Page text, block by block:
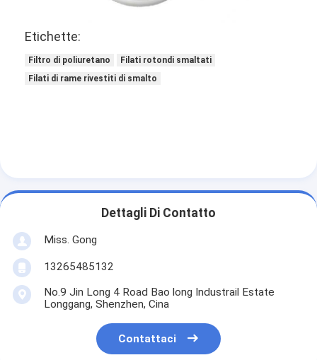
Etichette:
Filtro di poliuretano
Filati rotondi smaltati
Filati di rame rivestiti di smalto
Dettagli Di Contatto
Miss. Gong
13265485132
No.9 Jin Long 4 Road Bao long Industrail Estate
Longgang, Shenzhen, Cina
Contattaci